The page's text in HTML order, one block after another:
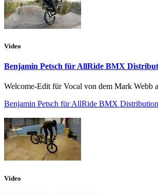
Video
Benjamin Petsch für AllRide BMX
Welcome-Edit für Vocal von dem Mark Webb
Benjamin Petsch für AllRide BMX Distribution
Video